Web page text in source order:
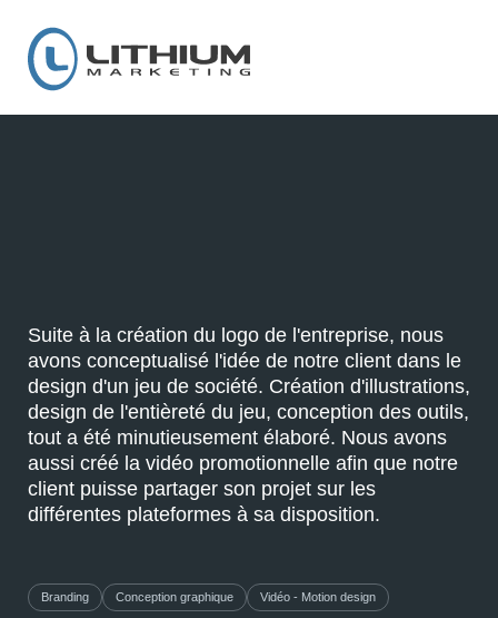
Suite à la création du logo de l'entreprise, nous
avons conceptualisé l'idée de notre client dans le
design d'un jeu de société. Création d'illustrations,
design de l'entièreté du jeu, conception des outils,
tout a été minutieusement élaboré. Nous avons
aussi créé la vidéo promotionnelle afin que notre
client puisse partager son projet sur les
différentes plateformes à sa disposition.
Branding Conception graphique Vidéo - Motion design